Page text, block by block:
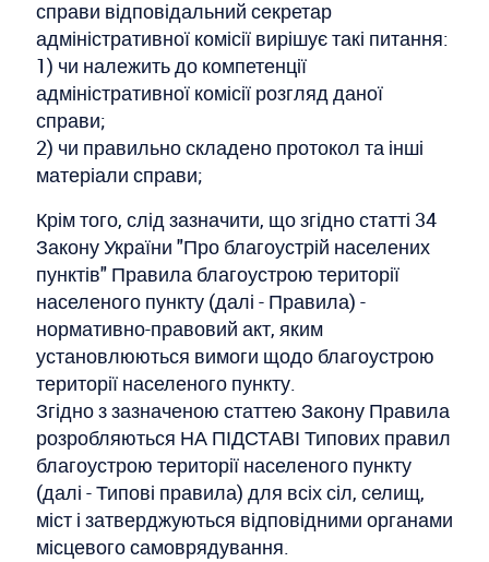
справи відповідальний секретар
адміністративної комісії вирішує такі питання:
1) чи належить до компетенції
адміністративної комісії розгляд даної
справи;
2) чи правильно складено протокол та інші
матеріали справи;
Крім того, слід зазначити, що згідно статті 34
Закону України "Про благоустрій населених
пунктів" Правила благоустрою території
населеного пункту (далі - Правила) -
нормативно-правовий акт, яким
установлюються вимоги щодо благоустрою
території населеного пункту.
Згідно з зазначеною статтею Закону Правила
розробляються НА ПІДСТАВІ Типових правил
благоустрою території населеного пункту
(далі - Типові правила) для всіх сіл, селищ,
міст і затверджуються відповідними органами
місцевого самоврядування.